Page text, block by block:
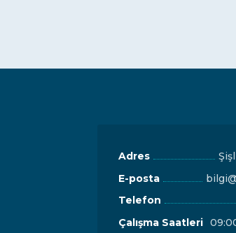
Adres
E-posta
Telefon
Çalışma Saatleri